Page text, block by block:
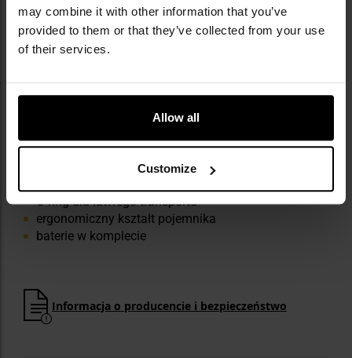
may combine it with other information that you’ve
provided to them or that they’ve collected from your use
of their services.
Allow all
Customize
NAJWAŻNIEJSZE CECHY
nietoksyczny i bezpieczny dla środowiska
barwnik UV
zasięg gazu do 4 metrów
dźwięk słyszalny z odległości do 366 metrów
O-ring dla łatwego transportu
ergonomiczny kształt pojemnika
baterie w komplecie
Informacja o producencie i bezpieczeństwo